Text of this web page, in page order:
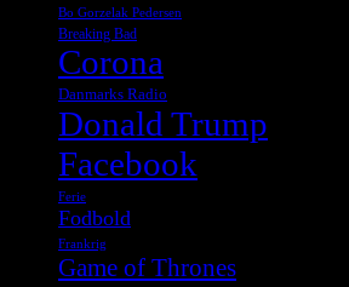
Bo Gorzelak Pedersen
Breaking Bad
Corona
Danmarks Radio
Donald Trump
Facebook
Ferie
Fodbold
Frankrig
Game of Thrones